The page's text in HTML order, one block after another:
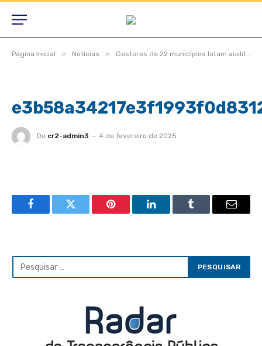
Página Inicial » Notícias » Gestores de 22 municípios lotam auditório no TCE-MT para debater eficiência na gestão pública
De cr2-admin3 4 de fevereiro de 2025
FacebookTwitter Pinterest LinkedInTumblr Email